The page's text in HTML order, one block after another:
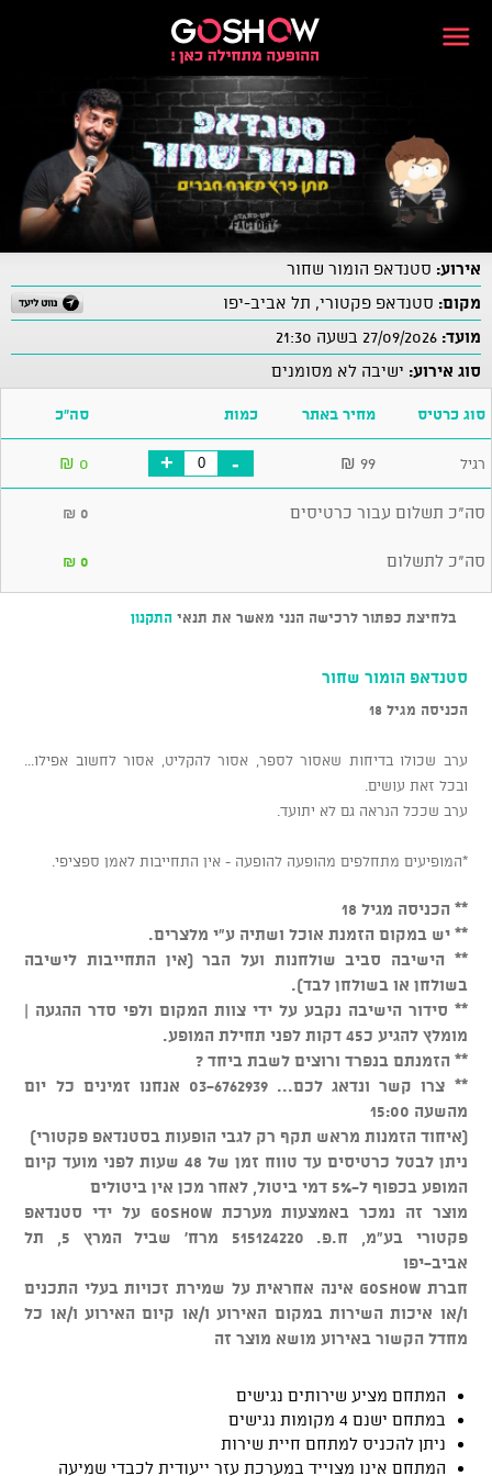
אירוע: סטנדאפ הומור שחור
מקום: סטנדאפ פקטורי, תל אביב-יפו
מועד:
סוג אירוע: ישיבה לא מסומנים
סוג כרטיס מחיר באתר כמות סה"כ
רגיל 99
₪
+ -
0
₪
סה"כ תשלום עבור כרטיסים 0
₪
סה"כ לתשלום 0
₪
בלחיצת כפתור לרכישה הנני מאשר את תנאיהתקנון
סטנדאפ הומור שחור
הכניסה מגיל 18
ערב שכולו בדיחות שאסור לספר, אסור להקליט, אסור לחשוב אפילו...
ובכל זאת עושים.
ערב שככל הנראה גם לא יתועד.
*המופיעים מתחלפים מהופעה להופעה - אין התחייבות לאמן ספציפי.
** הכניסה מגיל 18
** יש במקום הזמנת אוכל ושתיה ע"י מלצרים.
** הישיבה סביב שולחנות ועל הבר (אין התחייבות לישיבה
בשולחן או בשולחן לבד).
** סידור הישיבה נקבע על ידי צוות המקום ולפי סדר ההגעה |
מומלץ להגיע כ45 דקות לפני תחילת המופע.
** הזמנתם בנפרד ורוצים לשבת ביחד ?
** צרו קשר ונדאג לכם... 03-6762939 אנחנו זמינים כל יום
מהשעה 15:00
(איחוד הזמנות מראש תקף רק לגבי הופעות בסטנדאפ פקטורי)
ניתן לבטל כרטיסים עד טווח זמן של 48 שעות לפני מועד קיום
המופע בכפוף ל-5% דמי ביטול, לאחר מכן אין ביטולים
מוצר זה נמכר באמצעות מערכת GOSHOW על ידי סטנדאפ
פקטורי בע"מ, ח.פ. 515124220 מרח' שביל המרץ 5, תל
אביב-יפו
חברת GOSHOW אינה אחראית על שמירת זכויות בעלי התכנים
ו/או איכות השירות במקום האירוע ו/או קיום האירוע ו/או כל
מחדל הקשור באירוע מושא מוצר זה
המתחם מציע שירותים נגישים
במתחם ישנם 4 מקומות נגישים
ניתן להכניס למתחם חיית שירות
המתחם אינו מצוייד במערכת עזר ייעודית לכבדי שמיעה